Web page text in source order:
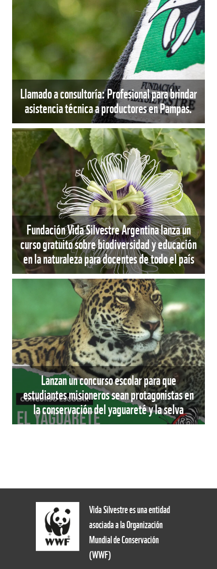
Llamado a consultoría: Profesional para brindar
asistencia técnica a productores en Pampas.
Fundación Vida Silvestre Argentina lanza un
curso gratuito sobre biodiversidad y educación
en la naturaleza para docentes de todo el país
Lanzan un concurso escolar para que
estudiantes misioneros sean protagonistas en
la conservación del yaguareté y la selva
Vida Silvestre es una entidad
asociada a la Organización
Mundial de Conservación
(WWF)